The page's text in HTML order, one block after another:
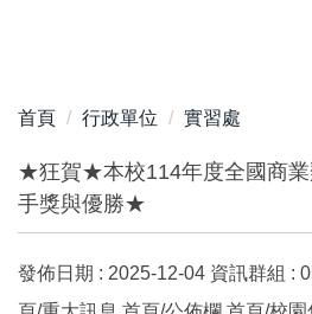
首頁 行政單位 實習處
★狂賀★本校114年度全國商
手獎與優勝★
發佈日期 : 2025-12-04 資訊群組 :